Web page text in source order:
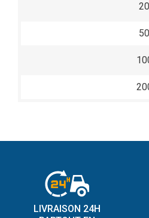
20
50
LIVRAISON 24H